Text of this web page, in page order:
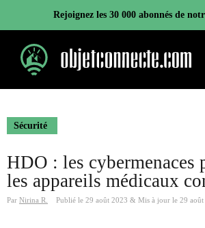
contenu
Rejoignez les 30 000 abonnés de
Sécurité
HDO : les cybermenaces
les appareils médicaux
Par Nirina R. Publié le 29 août 2023 & Mis à jour le 29 août